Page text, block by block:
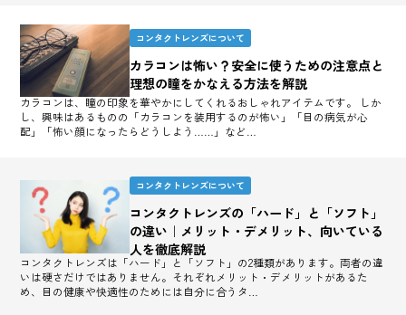
コンタクトレンズについて
カラコンは怖い？安全に使うための注意点と
理想の瞳をかなえる方法を解説
カラコンは、瞳の印象を華やかにしてくれるおしゃれアイテムです。 しか
し、興味はあるものの「カラコンを装用するのが怖い」「目の病気が心
配」「怖い顔になったらどうしよう……」など…
コンタクトレンズについて
コンタクトレンズの「ハード」と「ソフト」
の違い｜メリット・デメリット、向いている
人を徹底解説
コンタクトレンズは「ハード」と「ソフト」の2種類があります。両者の違
いは硬さだけではありません。それぞれメリット・デメリットがあるた
め、目の健康や快適性のためには自分に合うタ…